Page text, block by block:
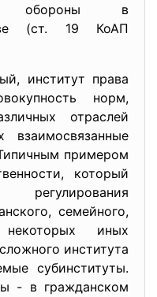
обороны в
(ст. 19 КоАП
институт права
норм,
отраслей
примером
который
семейного,
иных
института
субинституты.
- в гражданском